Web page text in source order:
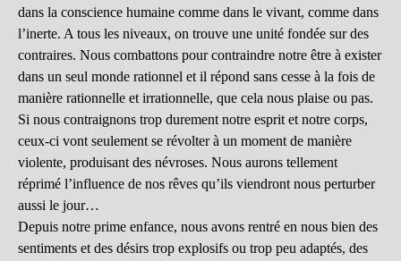
dans la conscience humaine comme dans le vivant, comme dans
l’inerte. A tous les niveaux, on trouve une unité fondée sur des
contraires. Nous combattons pour contraindre notre être à exister
dans un seul monde rationnel et il répond sans cesse à la fois de
manière rationnelle et irrationnelle, que cela nous plaise ou pas.
Si nous contraignons trop durement notre esprit et notre corps,
ceux-ci vont seulement se révolter à un moment de manière
violente, produisant des névroses. Nous aurons tellement
réprimé l’influence de nos rêves qu’ils viendront nous perturber
aussi le jour…
Depuis notre prime enfance, nous avons rentré en nous bien des
sentiments et des désirs trop explosifs ou trop peu adaptés, des